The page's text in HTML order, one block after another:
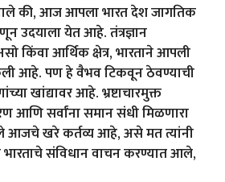
की, आज आपला भारत देश जागतिक
उदयाला येत आहे. तंत्रज्ञान
किंवा आर्थिक क्षेत्र, भारताने आपली
आहे. पण हे वैभव टिकवून ठेवण्याची
खांद्यावर आहे. भ्रष्टाचारमुक्त
आणि सर्वांना समान संधी मिळणारा
खरे कर्तव्य आहे, असे मत त्यांनी
संविधान वाचन करण्यात आले,